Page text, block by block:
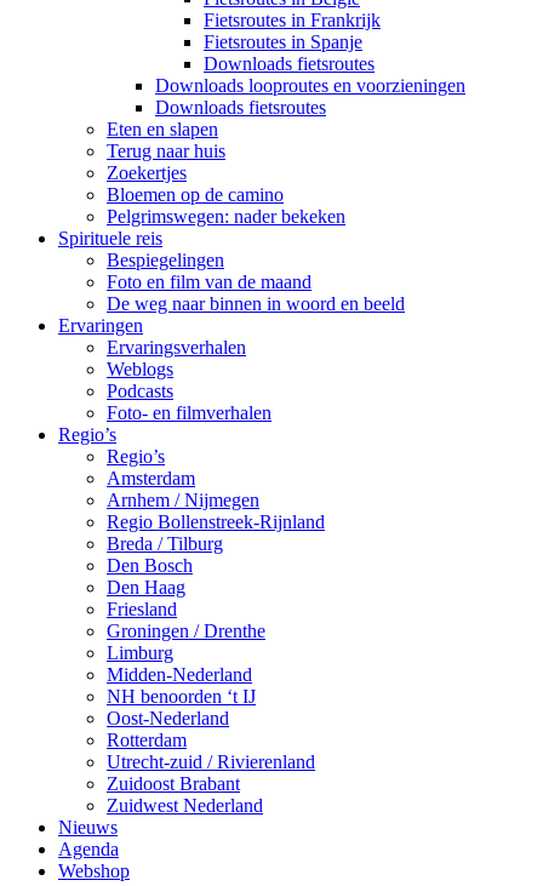
Fietsroutes in Frankrijk
Fietsroutes in Spanje
Downloads fietsroutes
Downloads looproutes en voorzieningen
Downloads fietsroutes
Eten en slapen
Terug naar huis
Zoekertjes
Bloemen op de camino
Pelgrimswegen: nader bekeken
Spirituele reis
Bespiegelingen
Foto en film van de maand
De weg naar binnen in woord en beeld
Ervaringen
Ervaringsverhalen
Weblogs
Podcasts
Foto- en filmverhalen
Regio’s
Regio’s
Amsterdam
Arnhem / Nijmegen
Regio Bollenstreek-Rijnland
Breda / Tilburg
Den Bosch
Den Haag
Friesland
Groningen / Drenthe
Limburg
Midden-Nederland
NH benoorden ‘t IJ
Oost-Nederland
Rotterdam
Utrecht-zuid / Rivierenland
Zuidoost Brabant
Zuidwest Nederland
Nieuws
Agenda
Webshop